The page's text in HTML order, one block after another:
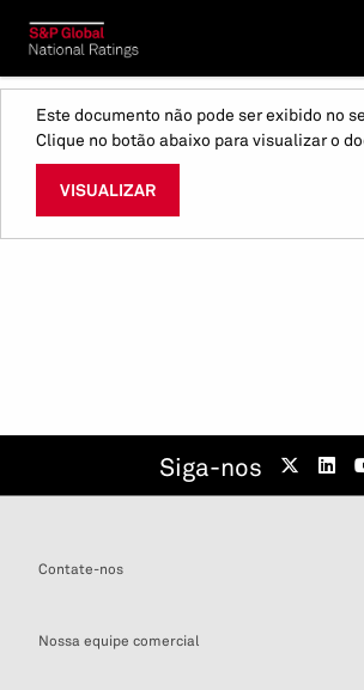
Este documento não pode ser exibido no
Clique no botão abaixo para visualizar o
VISUALIZAR
Siga-nos
Contate-nos
Nossa equipe comercial